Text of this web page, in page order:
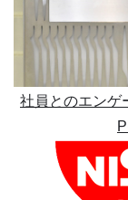
社員とのエンゲ